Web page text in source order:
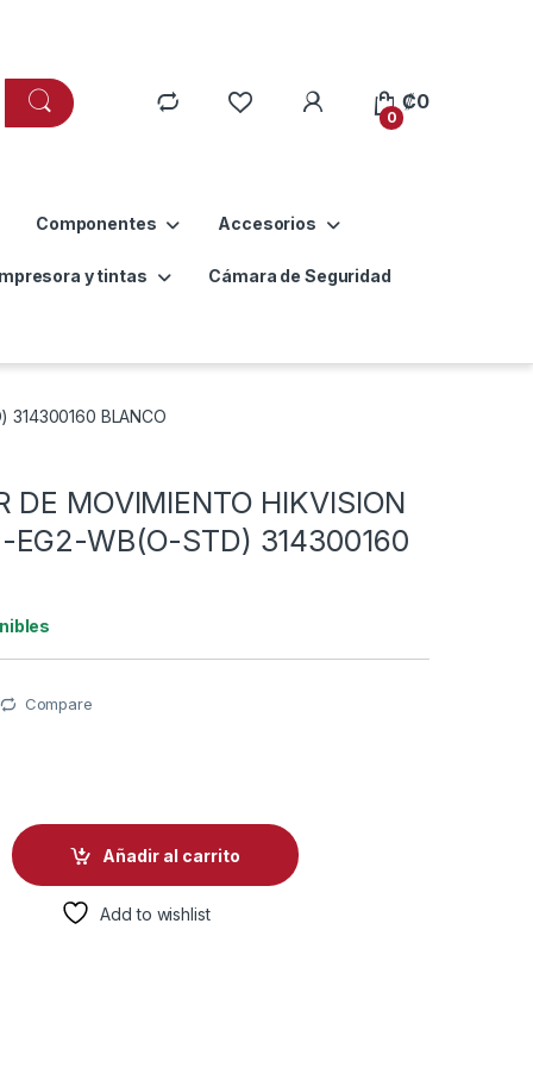
0
₡0
Componentes Accesorios
y tintas Cámara de Seguridad
314300160 BLANCO
DE MOVIMIENTO HIKVISION
EG2-WB(O-STD) 314300160
Compare
HIKVISION DS-PDCL12-EG2-WB(O-STD) 314300160
Añadir al carrito
Add to wishlist